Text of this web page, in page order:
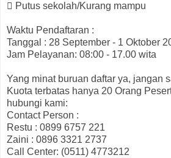
 Putus sekolah/Kurang mampu
Waktu Pendaftaran :
Tanggal : 28 September - 1 Oktober
Jam Pelayanan: 08:00 - 17.00 wita
Yang minat buruan daftar ya, jangan
Kuota terbatas hanya 20 Orang
hubungi kami:
Contact Person :
Restu : 0899 6757 221
Zaini : 0896 3321 2737
Call Center: (0511) 4773212